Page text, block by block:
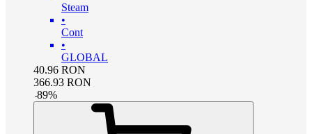
Steam
•
Cont
•
GLOBAL
40.96 RON
366.93 RON
-89%